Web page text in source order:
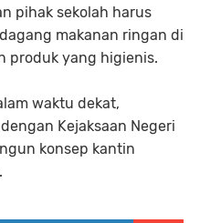
pihak sekolah harus
makanan ringan di
produk yang higienis.
waktu dekat,
Kejaksaan Negeri
konsep kantin